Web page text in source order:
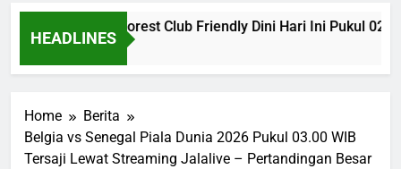
HEADLINES
Nottingham Forest Club Friendly Dini Hari Ini Pukul 02.00
Home
Berita
Belgia vs Senegal Piala Dunia 2026 Pukul 03.00 WIB
Tersaji Lewat Streaming Jalalive – Pertandingan Besar